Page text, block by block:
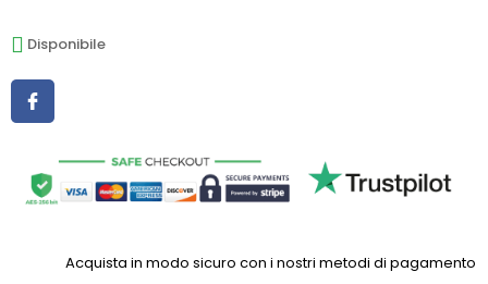
Disponibile
Acquista in modo sicuro con i nostri metodi di pagamento